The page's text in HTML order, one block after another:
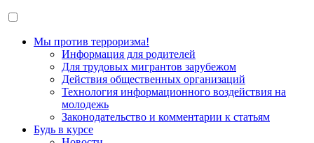
Мы против терроризма!
Информация для родителей
Для трудовых мигрантов зарубежом
Действия общественных организаций
Технология информационного воздействия на
молодежь
Законодательство и комментарии к статьям
Будь в курсе